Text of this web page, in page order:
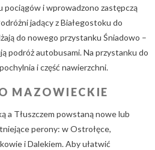
pociągów i wprowadzono zastępczą
jadący z Białegostoku do
do nowego przystanku Śniadowo –
podróż autobusami. Na przystanku do
i część nawierzchni.
MAZOWIECKIE
a Tłuszczem powstaną nowe lub
perony: w Ostrołęce,
i Dalekiem. Aby ułatwić